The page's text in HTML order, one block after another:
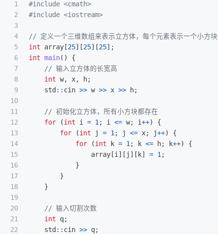
1
2
3
4
5
6
7
8
9
10
11
12
13
14
15
16
17
18
19
20
21
22
#include <cmath>
#include <iostream>
// 定义一个三维数组来表示立方体，每个元素表示一个小方
int
array [25][25][25];
int main()
{
// 输入立方体的长宽高
int w, x, h;
std :: cin >> w >> x >> h;
// 初始化立方体，所有小方块都存在
for
(int i = 1 ; i <= w; i++)
{
for
(int j = 1 ; j <= x; j++)
{
for
(int k = 1 ; k <= h; k++)
{
array [i ][ j ][ k] = 1 ;
}
}
}
// 输入切割次数
int
q;
std :: cin >> q;